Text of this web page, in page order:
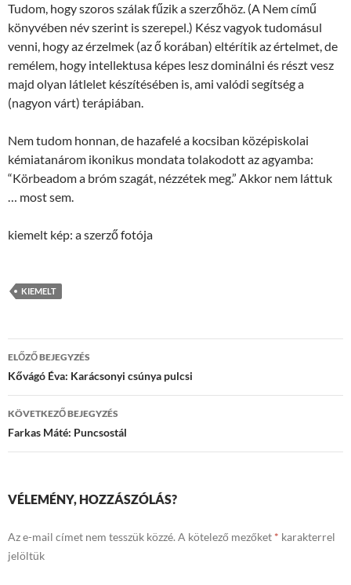
Tudom, hogy szoros szálak fűzik a szerzőhöz. (A Nem című
könyvében név szerint is szerepel.) Kész vagyok tudomásul
venni, hogy az érzelmek (az ő korában) eltérítik az értelmet, de
remélem, hogy intellektusa képes lesz dominálni és részt vesz
majd olyan látlelet készítésében is, ami valódi segítség a
(nagyon várt) terápiában.
Nem tudom honnan, de hazafelé a kocsiban középiskolai
kémiatanárom ikonikus mondata tolakodott az agyamba:
“Körbeadom a bróm szagát, nézzétek meg.” Akkor nem láttuk
… most sem.
kiemelt kép: a szerző fotója
KIEMELT
Bejegyzések
navigációja
ELŐZŐ BEJEGYZÉS
Kővágó Éva: Karácsonyi csúnya pulcsi
KÖVETKEZŐ BEJEGYZÉS
Farkas Máté: Puncsostál
VÉLEMÉNY, HOZZÁSZÓLÁS?
Az e-mail címet nem tesszük közzé. A kötelező mezőket * karakterrel
jelöltük